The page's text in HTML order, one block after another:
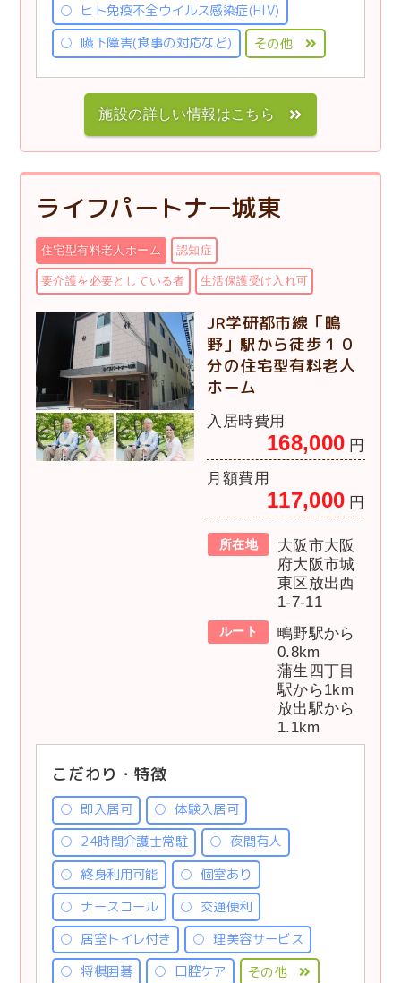
ヒト免疫不全ウイルス感染症(HIV)
嚥下障害(食事の対応など)
その他
施設の詳しい情報はこちら
ライフパートナー城東
住宅型有料老人ホーム 認知症
要介護を必要としている者 生活保護受け入れ可
JR学研都市線「鴫
野」駅から徒歩１０
分の住宅型有料老人
ホーム
入居時費用
168,000 円
月額費用
117,000 円
所在地
大阪市大阪
府大阪市城
東区放出西
1-7-11
ルート
鴫野駅から
0.8km
蒲生四丁目
駅から1km
放出駅から
1.1km
こだわり・特徴
即入居可
体験入居可
24時間介護士常駐
夜間有人
終身利用可能
個室あり
ナースコール
交通便利
居室トイレ付き
理美容サービス
将棋囲碁
口腔ケア その他